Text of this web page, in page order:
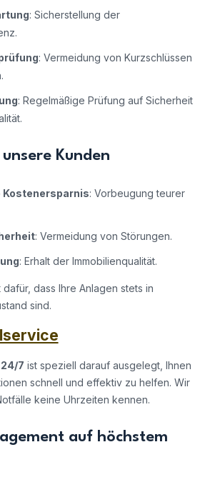
: Sicherstellung der
: Vermeidung von Kurzschlüssen
: Regelmäßige Prüfung auf Sicherheit
Kunden
: Vorbeugung teurer
: Vermeidung von Störungen.
: Erhalt der Immobilienqualität.
dass Ihre Anlagen stets in
sind.
7 ist speziell darauf ausgelegt, Ihnen
schnell und effektiv zu helfen. Wir
keine Uhrzeiten kennen.
auf höchstem